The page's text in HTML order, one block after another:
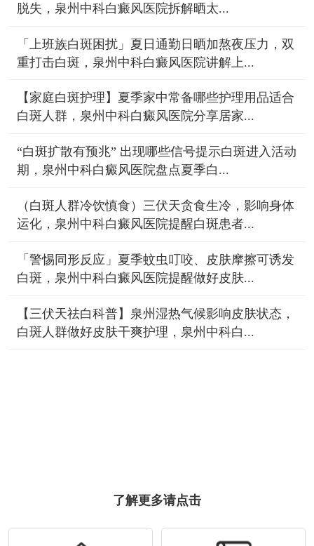
脱失，泉州中科白癜风医院拆解晒太...
「上班族白斑困扰」夏日通勤日晒加熬夜压力，双
重打击白斑，泉州中科白癜风医院讲解上...
【家庭白斑护理】夏季家中常备哪些护理用品适合
白斑人群，泉州中科白癜风医院分享居家...
“白斑扩散有预兆” 出现哪些信号提示白斑进入活动
期，泉州中科白癜风医院盘点夏季白...
（白斑人群冷饮慎食）三伏天贪食生冷，影响身体
运化，泉州中科白癜风医院提醒白斑患者...
「警惕同形反应」夏季蚊虫叮咬、皮肤摩擦可诱发
白斑，泉州中科白癜风医院提醒做好皮肤...
【三伏天祛白科普】泉州湿热气候影响皮肤状态，
白斑人群做好皮肤干爽护理，泉州中科白...
了解更多请点击